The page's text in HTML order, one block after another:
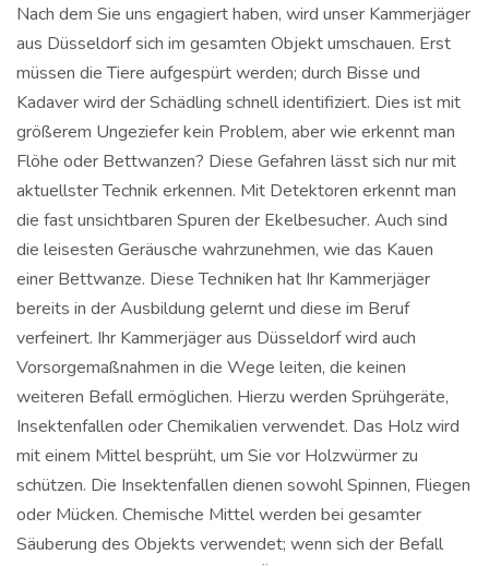
Nach dem Sie uns engagiert haben, wird unser Kammerjäger
aus Düsseldorf sich im gesamten Objekt umschauen. Erst
müssen die Tiere aufgespürt werden; durch Bisse und
Kadaver wird der Schädling schnell identifiziert. Dies ist mit
größerem Ungeziefer kein Problem, aber wie erkennt man
Flöhe oder Bettwanzen? Diese Gefahren lässt sich nur mit
aktuellster Technik erkennen. Mit Detektoren erkennt man
die fast unsichtbaren Spuren der Ekelbesucher. Auch sind
die leisesten Geräusche wahrzunehmen, wie das Kauen
einer Bettwanze. Diese Techniken hat Ihr Kammerjäger
bereits in der Ausbildung gelernt und diese im Beruf
verfeinert. Ihr Kammerjäger aus Düsseldorf wird auch
Vorsorgemaßnahmen in die Wege leiten, die keinen
weiteren Befall ermöglichen. Hierzu werden Sprühgeräte,
Insektenfallen oder Chemikalien verwendet. Das Holz wird
mit einem Mittel besprüht, um Sie vor Holzwürmer zu
schützen. Die Insektenfallen dienen sowohl Spinnen, Fliegen
oder Mücken. Chemische Mittel werden bei gesamter
Säuberung des Objekts verwendet; wenn sich der Befall